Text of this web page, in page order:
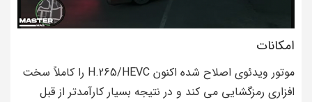
امکانات
موتور ویدئوی اصلاح شده اکنون H.265/HEVC را کاملاً سخت
افزاری رمزگشایی می کند و در نتیجه بسیار کارآمدتر از قبل